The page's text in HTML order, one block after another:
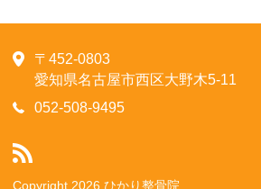
〒452-0803
愛知県名古屋市西区大野木5-11
052-508-9495
Copyright 2026 ひかり整骨院